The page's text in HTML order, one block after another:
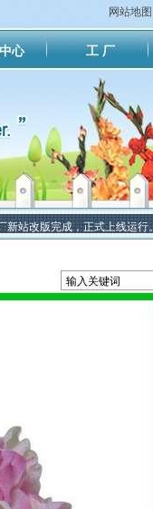
网站地图
心 工 厂
站改版完成，正式上线运行。